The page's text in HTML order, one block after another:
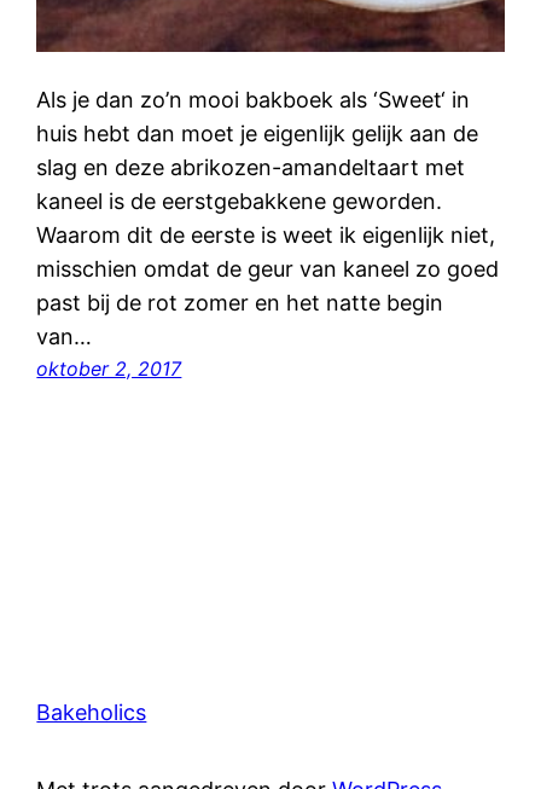
Als je dan zo’n mooi bakboek als ‘Sweet‘ in
huis hebt dan moet je eigenlijk gelijk aan de
slag en deze abrikozen-amandeltaart met
kaneel is de eerstgebakkene geworden.
Waarom dit de eerste is weet ik eigenlijk niet,
misschien omdat de geur van kaneel zo goed
past bij de rot zomer en het natte begin
van…
oktober 2, 2017
Bakeholics